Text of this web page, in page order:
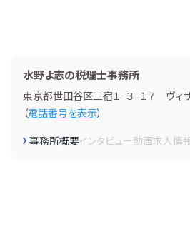
水野よ志の税理士事務所
東京都世田谷区三宿１−３−１７ ヴィ
（電話番号を表示）
事務所概要インタビュー動画求人情